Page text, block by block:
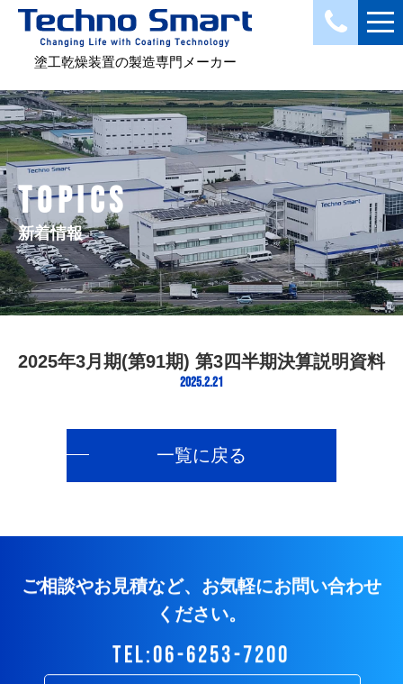
塗工乾燥装置の製造専門メーカー
TOPICS
新着情報
2025年3月期(第91期) 第3四半期決算説明資料
2025.2.21
一覧に戻る
ご相談やお見積など、お気軽にお問い合わせ
ください。
tel:06-6253-7200